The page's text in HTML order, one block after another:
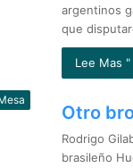
argentinos
que
Lee Mas "
Otro
Rodrigo
brasileño